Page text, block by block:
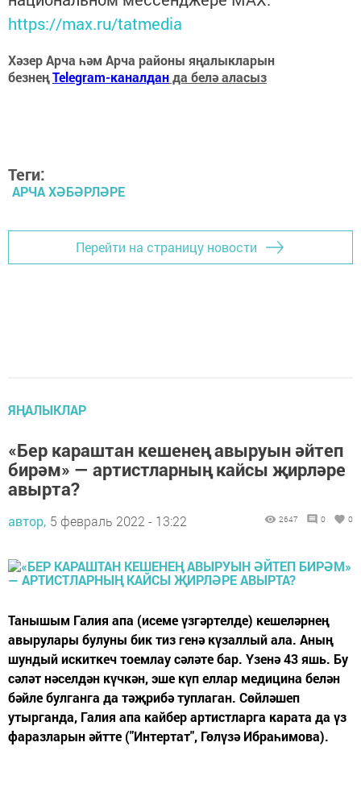
https://max.ru/tatmedia
Хәзер Арча һәм Арча районы яңалыкларын
безнеңTelegram-каналданда белә аласыз
Теги:
АРЧА ХӘБӘРЛӘРЕ
Перейти на страницу новости
ЯҢАЛЫКЛАР
«Бер караштан кешенең авыруын әйтеп
бирәм» — артистларның кайсы җирләре
авырта?
автор, 5 февраль 2022 - 13:22 2647 0 0
Танышым Галия апа (исеме үзгәртелде) кешеләрнең
авырулары булуны бик тиз генә күзаллый ала. Аның
шундый искиткеч тоемлау сәләте бар. Үзенә 43 яшь. Бу
сәләт нәселдән күчкән, эше күп еллар медицина белән
бәйле булганга да тәҗрибә туплаган. Сөйләшеп
утырганда, Галия апа кайбер артистларга карата да үз
фаразларын әйтте ("Интертат", Гөлүзә Ибраһимова).